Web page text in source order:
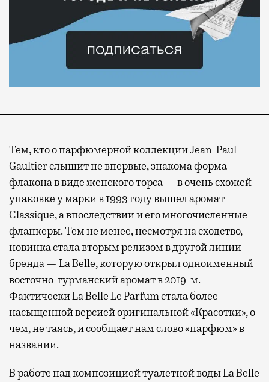
Тем, кто о парфюмерной коллекции Jean-Paul
Gaultier слышит не впервые, знакома форма
флакона в виде женского торса — в очень схожей
упаковке у марки в 1993 году вышел аромат
Classique, а впоследствии и его многочисленные
фланкеры. Тем не менее, несмотря на сходство,
новинка стала вторым релизом в другой линии
бренда — La Belle, которую открыл одноименный
восточно-гурманский аромат в 2019-м.
Фактически La Belle Le Parfum стала более
насыщенной версией оригинальной «Красотки», о
чем, не таясь, и сообщает нам слово «парфюм» в
названии.
В работе над композицией туалетной воды La Belle